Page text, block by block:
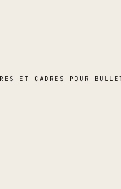
ET CADRES POUR